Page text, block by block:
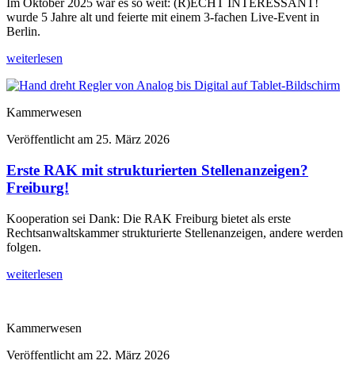
Im Oktober 2025 war es so weit: (R)ECHT INTERESSANT!
wurde 5 Jahre alt und feierte mit einem 3-fachen Live-Event in
Berlin.
weiterlesen
Kammerwesen
Veröffentlicht am 25. März 2026
Erste RAK mit strukturierten Stellenanzeigen?
Freiburg!
Kooperation sei Dank: Die RAK Freiburg bietet als erste
Rechtsanwaltskammer strukturierte Stellenanzeigen, andere werden
folgen.
weiterlesen
Kammerwesen
Veröffentlicht am 22. März 2026